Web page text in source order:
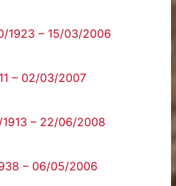
1923 – 15/03/2006
– 02/03/2007
– 22/06/2008
– 06/05/2006